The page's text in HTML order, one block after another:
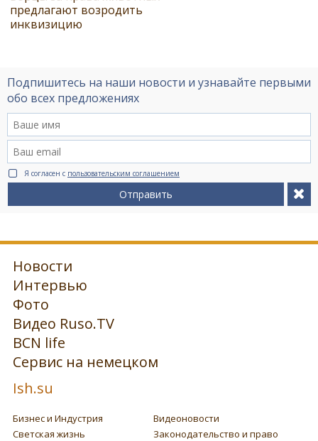
предлагают возродить
инквизицию
Подпишитесь на наши новости и узнавайте первыми
обо всех предложениях
Я согласен с пользовательским соглашением
Отправить
Новости
Интервью
Фото
Видео Ruso.TV
BCN life
Сервис на немецком
Ish.su
Бизнес и Индустрия
Видеоновости
Светская жизнь
Законодательство и право